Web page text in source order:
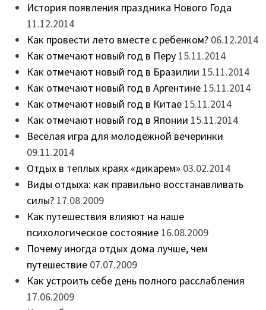
История появления праздника Нового Года
11.12.2014
Как провести лето вместе с ребенком? 06.12.2014
Как отмечают новый год в Перу 15.11.2014
Как отмечают новый год в Бразилии 15.11.2014
Как отмечают новый год в Аргентине 15.11.2014
Как отмечают новый год в Китае 15.11.2014
Как отмечают новый год в Японии 15.11.2014
Весёлая игра для молодёжной вечеринки
09.11.2014
Отдых в теплых краях «дикарем» 03.02.2014
Виды отдыха: как правильно восстанавливать
силы? 17.08.2009
Как путешествия влияют на наше
психологическое состояние 16.08.2009
Почему иногда отдых дома лучше, чем
путешествие 07.07.2009
Как устроить себе день полного расслабления
17.06.2009